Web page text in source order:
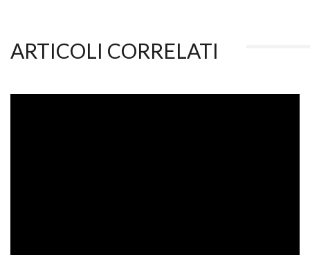
ARTICOLI CORRELATI